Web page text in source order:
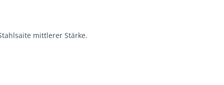
mittlerer Stärke.